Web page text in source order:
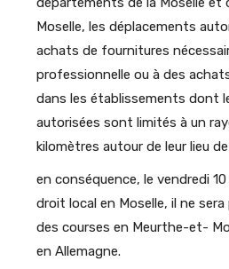
Moselle, les déplacements
achats de fournitures
professionnelle ou à des
dans les établissements dont
autorisées sont limités à un
kilomètres autour de leur lieu
en conséquence, le vendredi
droit local en Moselle, il ne sera
des courses en Meurthe-et-
en Allemagne.